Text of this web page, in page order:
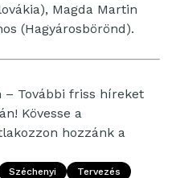
Magda Martin
(Hagyárosbörönd).
További friss híreket
Kövesse a
hozzánk a
Széchenyi Tervezés